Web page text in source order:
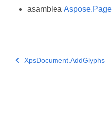
asamblea Aspose.Page
XpsDocument.AddGlyphs